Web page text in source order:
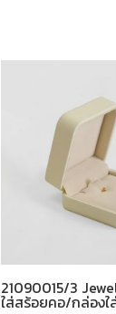
21090015/3
ใส่สร้อยคอ/กล่องใ